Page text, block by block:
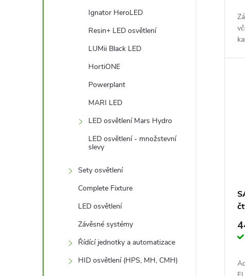
Ignator HeroLED
Resin+ LED osvětlení
LUMii Black LED
HortiONE
Powerplant
MARI LED
LED osvětlení Mars Hydro
LED osvětlení - množstevní
slevy
Sety osvětlení
Complete Fixture
LED osvětlení
Závěsné systémy
Řídící jednotky a automatizace
HID osvětlení (HPS, MH, CMH)